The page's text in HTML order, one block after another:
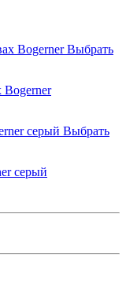
Выбрать
Bogerner
Выбрать
серый